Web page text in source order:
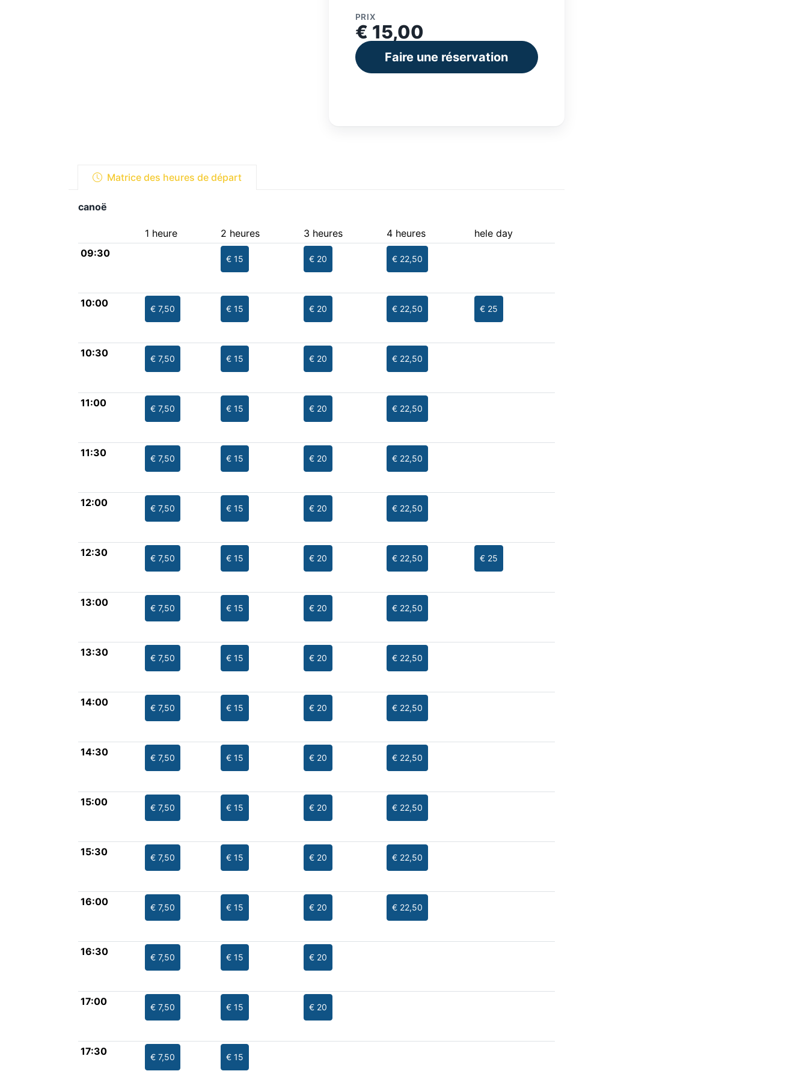
PRIX
€ 15,00
Faire une réservation
Matrice des heures de départ
canoë
1 heure 2 heures 3 heures 4 heures
hele day
09:30
€ 15 € 20 € 22,50
10:00 € 7,50 € 15 € 20 € 22,50 € 25
10:30 € 7,50 € 15 € 20 € 22,50
11:00 € 7,50 € 15 € 20 € 22,50
11:30 € 7,50 € 15 € 20 € 22,50
12:00 € 7,50 € 15 € 20 € 22,50
12:30 € 7,50 € 15 € 20 € 22,50 € 25
13:00 € 7,50 € 15 € 20 € 22,50
13:30 € 7,50 € 15 € 20 € 22,50
14:00 € 7,50 € 15 € 20 € 22,50
14:30 € 7,50 € 15 € 20 € 22,50
15:00 € 7,50 € 15 € 20 € 22,50
15:30 € 7,50 € 15 € 20 € 22,50
16:00 € 7,50 € 15 € 20 € 22,50
16:30 € 7,50 € 15 € 20
17:00 € 7,50 € 15 € 20
17:30 € 7,50 € 15